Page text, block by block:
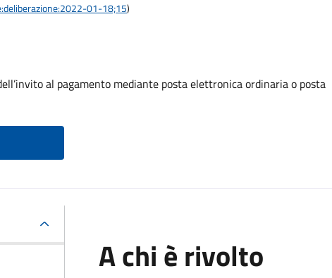
01-18;15)
al pagamento mediante posta elettronica ordinaria o posta
A chi è rivolto